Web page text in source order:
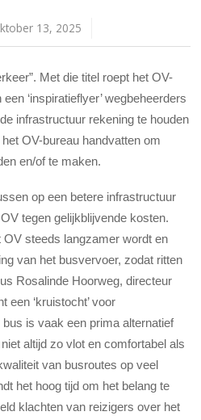
13, 2025
Met die titel roept het OV-
‘inspiratieflyer’ wegbeheerders
infrastructuur rekening te houden
OV-bureau handvatten om
en/of te maken.
op een betere infrastructuur
tegen gelijkblijvende kosten.
OV steeds langzamer wordt en
van het busvervoer, zodat ritten
Rosalinde Hoorweg, directeur
een ‘kruistocht’ voor
is vaak een prima alternatief
altijd zo vlot en comfortabel als
van busroutes op veel
het hoog tijd om het belang te
klachten van reizigers over het